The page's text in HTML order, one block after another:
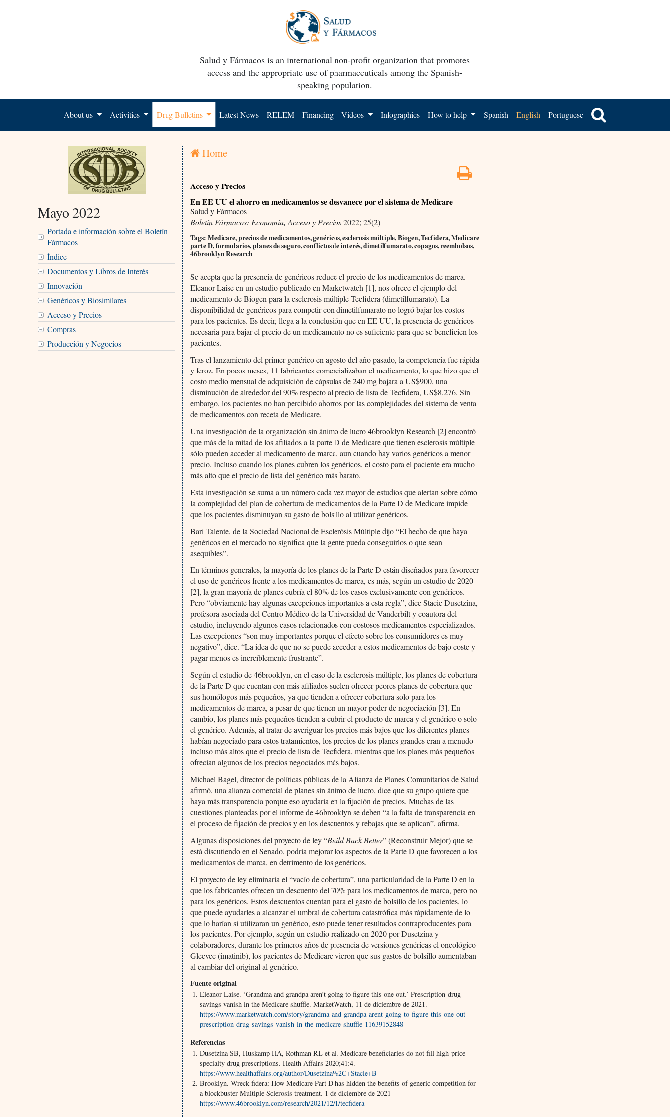
Salud y Fármacos is an international non-profit organization that promotes
access and the appropriate use of pharmaceuticals among the Spanish-
speaking population.
About us Activities Drug Bulletins Latest News RELEM Financing Videos Infographics How to help Spanish English Portuguese
Mayo 2022
Portada e información sobre el Boletín
Fármacos
Índice
Documentos y Libros de Interés
Innovación
Genéricos y Biosimilares
Acceso y Precios
Compras
Producción y Negocios
Home
Acceso y Precios
En EE UU el ahorro en medicamentos se desvanece por el sistema de Medicare
Salud y Fármacos
Boletín Fármacos: Economía, Acceso y Precios2022; 25(2)
Tags: Medicare, precios de medicamentos, genéricos, esclerosis múltiple, Biogen, Tecfidera, Medicare
parte D, formularios, planes de seguro, conflictos de interés, dimetilfumarato, copagos, reembolsos,
46brooklyn Research
Se acepta que la presencia de genéricos reduce el precio de los medicamentos de marca.
Eleanor Laise en un estudio publicado en Marketwatch [1], nos ofrece el ejemplo del
medicamento de Biogen para la esclerosis múltiple Tecfidera (dimetilfumarato). La
disponibilidad de genéricos para competir con dimetilfumarato no logró bajar los costos
para los pacientes. Es decir, llega a la conclusión que en EE UU, la presencia de genéricos
necesaria para bajar el precio de un medicamento no es suficiente para que se beneficien los
pacientes.
Tras el lanzamiento del primer genérico en agosto del año pasado, la competencia fue rápida
y feroz. En pocos meses, 11 fabricantes comercializaban el medicamento, lo que hizo que el
costo medio mensual de adquisición de cápsulas de 240 mg bajara a US$900, una
disminución de alrededor del 90% respecto al precio de lista de Tecfidera, US$8.276. Sin
embargo, los pacientes no han percibido ahorros por las complejidades del sistema de venta
de medicamentos con receta de Medicare.
Una investigación de la organización sin ánimo de lucro 46brooklyn Research [2] encontró
que más de la mitad de los afiliados a la parte D de Medicare que tienen esclerosis múltiple
sólo pueden acceder al medicamento de marca, aun cuando hay varios genéricos a menor
precio. Incluso cuando los planes cubren los genéricos, el costo para el paciente era mucho
más alto que el precio de lista del genérico más barato.
Esta investigación se suma a un número cada vez mayor de estudios que alertan sobre cómo
la complejidad del plan de cobertura de medicamentos de la Parte D de Medicare impide
que los pacientes disminuyan su gasto de bolsillo al utilizar genéricos.
Bari Talente, de la Sociedad Nacional de Esclerósis Múltiple dijo “El hecho de que haya
genéricos en el mercado no significa que la gente pueda conseguirlos o que sean
asequibles”.
En términos generales, la mayoría de los planes de la Parte D están diseñados para favorecer
el uso de genéricos frente a los medicamentos de marca, es más, según un estudio de 2020
[2], la gran mayoría de planes cubría el 80% de los casos exclusivamente con genéricos.
Pero “obviamente hay algunas excepciones importantes a esta regla”, dice Stacie Dusetzina,
profesora asociada del Centro Médico de la Universidad de Vanderbilt y coautora del
estudio, incluyendo algunos casos relacionados con costosos medicamentos especializados.
Las excepciones “son muy importantes porque el efecto sobre los consumidores es muy
negativo”, dice. “La idea de que no se puede acceder a estos medicamentos de bajo coste y
pagar menos es increíblemente frustrante”.
Según el estudio de 46brooklyn, en el caso de la esclerosis múltiple, los planes de cobertura
de la Parte D que cuentan con más afiliados suelen ofrecer peores planes de cobertura que
sus homólogos más pequeños, ya que tienden a ofrecer cobertura solo para los
medicamentos de marca, a pesar de que tienen un mayor poder de negociación [3]. En
cambio, los planes más pequeños tienden a cubrir el producto de marca y el genérico o solo
el genérico. Además, al tratar de averiguar los precios más bajos que los diferentes planes
habían negociado para estos tratamientos, los precios de los planes grandes eran a menudo
incluso más altos que el precio de lista de Tecfidera, mientras que los planes más pequeños
ofrecían algunos de los precios negociados más bajos.
Michael Bagel, director de políticas públicas de la Alianza de Planes Comunitarios de Salud
afirmó, una alianza comercial de planes sin ánimo de lucro, dice que su grupo quiere que
haya más transparencia porque eso ayudaría en la fijación de precios. Muchas de las
cuestiones planteadas por el informe de 46brooklyn se deben “a la falta de transparencia en
el proceso de fijación de precios y en los descuentos y rebajas que se aplican”, afirma.
Algunas disposiciones del proyecto de ley “Build Back Better” (Reconstruir Mejor) que se
está discutiendo en el Senado, podría mejorar los aspectos de la Parte D que favorecen a los
medicamentos de marca, en detrimento de los genéricos.
El proyecto de ley eliminaría el “vacío de cobertura”, una particularidad de la Parte D en la
que los fabricantes ofrecen un descuento del 70% para los medicamentos de marca, pero no
para los genéricos. Estos descuentos cuentan para el gasto de bolsillo de los pacientes, lo
que puede ayudarles a alcanzar el umbral de cobertura catastrófica más rápidamente de lo
que lo harían si utilizaran un genérico, esto puede tener resultados contraproducentes para
los pacientes. Por ejemplo, según un estudio realizado en 2020 por Dusetzina y
colaboradores, durante los primeros años de presencia de versiones genéricas el oncológico
Gleevec (imatinib), los pacientes de Medicare vieron que sus gastos de bolsillo aumentaban
al cambiar del original al genérico.
Fuente original
Eleanor Laise. ‘Grandma and grandpa aren’t going to figure this one out.’ Prescription-drug
savings vanish in the Medicare shuffle. MarketWatch, 11 de diciembre de 2021.
https://www.marketwatch.com/story/grandma-and-grandpa-arent-going-to-figure-this-one-out-
prescription-drug-savings-vanish-in-the-medicare-shuffle-11639152848
Referencias
Dusetzina SB, Huskamp HA, Rothman RL et al. Medicare beneficiaries do not fill high-price
specialty drug prescriptions. Health Affairs 2020;41:4.
https://www.healthaffairs.org/author/Dusetzina%2C+Stacie+B
Brooklyn. Wreck-fidera: How Medicare Part D has hidden the benefits of generic competition for
a blockbuster Multiple Sclerosis treatment. 1 de diciembre de 2021
https://www.46brooklyn.com/research/2021/12/1/tecfidera